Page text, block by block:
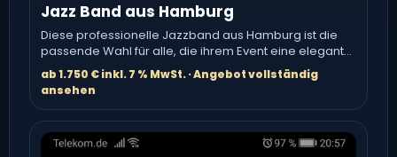
Jazz Band aus Hamburg
Diese professionelle Jazzband aus Hamburg ist die
passende Wahl für alle, die ihrem Event eine elegante,
hochwertige.
ab 1.750 € inkl. 7 % MwSt. · Angebot vollständig
ansehen